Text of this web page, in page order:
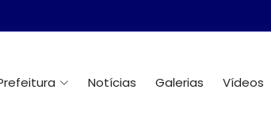
Notícias Galerias Vídeos